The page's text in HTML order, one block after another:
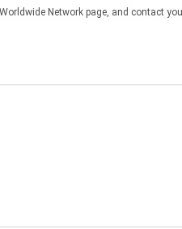
Network page, and contact